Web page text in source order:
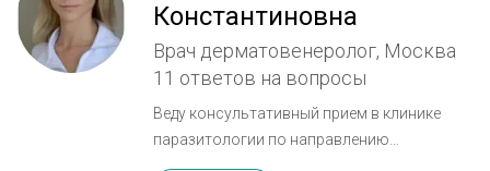
Константиновна
Врач дерматовенеролог, Москва
11 ответов на вопросы
Веду консультативный прием в клинике
паразитологии по направлению
дерматология,микология(в т.ч. глубокие